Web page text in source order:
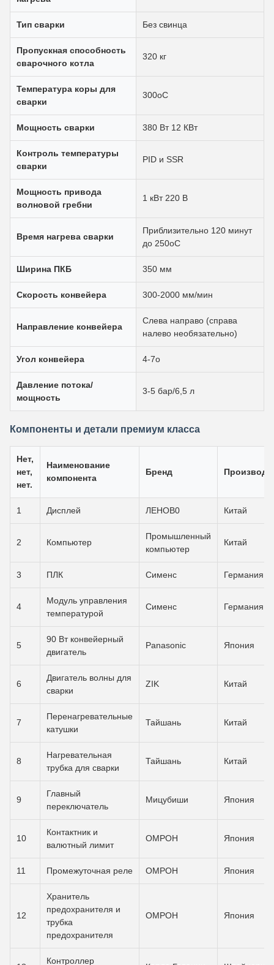
Тип сварки Без свинца
Пропускная способность
сварочного котла
320 кг
Температура коры для
сварки
300oC
Мощность сварки 380 Вт 12 КВт
Контроль температуры
сварки
PID и SSR
Мощность привода
волновой гребни
1 кВт 220 В
Время нагрева сварки
Приблизительно 120 минут
до 250oC
Ширина ПКБ 350 мм
Скорость конвейера 300-2000 мм/мин
Направление конвейера
Слева направо (справа
налево необязательно)
Угол конвейера 4-7o
Давление потока/
мощность
3-5 бар/6,5 л
Компоненты и детали премиум класса
Нет,
нет,
нет.
Наименование
компонента
Бренд
1 Дисплей ЛЕНОВ0 Китай
2 Компьютер
Промышленный
компьютер
Китай
3 ПЛК Сименс Германия
4
Модуль управления
температурой
Сименс Германия
5
90 Вт конвейерный
двигатель
Panasonic Япония
6
Двигатель волны для
сварки
ZIK Китай
7
Перенагревательные
катушки
Тайшань Китай
8
Нагревательная
трубка для сварки
Тайшань Китай
9
Главный
переключатель
Мицубиши Япония
10
Контактник и
валютный лимит
ОМРОН Япония
11 Промежуточная реле ОМРОН Япония
12
Хранитель
предохранителя и
трубка
предохранителя
ОМРОН Япония
Контроллер